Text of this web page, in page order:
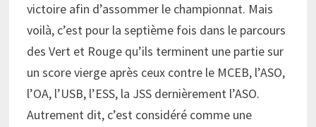
victoire afin d’assommer le championnat. Mais
voilà, c’est pour la septième fois dans le parcours
des Vert et Rouge qu’ils terminent une partie sur
un score vierge après ceux contre le MCEB, l’ASO,
l’OA, l’USB, l’ESS, la JSS dernièrement l’ASO.
Autrement dit, c’est considéré comme une